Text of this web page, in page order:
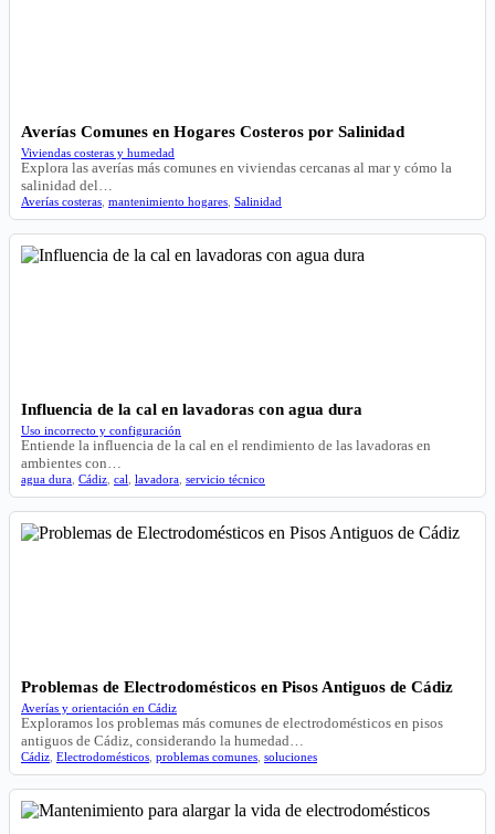
Averías Comunes en Hogares Costeros por Salinidad
Viviendas costeras y humedad
Explora las averías más comunes en viviendas cercanas al mar y cómo la
salinidad del…
Averías costeras mantenimiento hogares Salinidad
Influencia de la cal en lavadoras con agua dura
Uso incorrecto y configuración
Entiende la influencia de la cal en el rendimiento de las lavadoras en
ambientes con…
agua dura Cádiz cal lavadora servicio técnico
Problemas de Electrodomésticos en Pisos Antiguos de Cádiz
Averías y orientación en Cádiz
Exploramos los problemas más comunes de electrodomésticos en pisos
antiguos de Cádiz, considerando la humedad…
Cádiz Electrodomésticos problemas comunes soluciones